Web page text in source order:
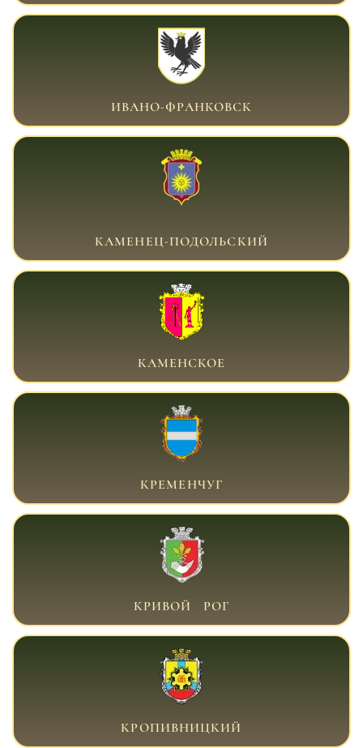
ВОЕННЫЙ АДВОКАТ ИВАНО-ФРАНКОВСК
ИВАНО-ФРАНКОВСК
ВОЕННЫЙ АДВОКАТ КАМЕНЕЦ-
КАМЕНЕЦ-ПОДОЛЬСКИЙ
ВОЕННЫЙ АДВОКАТ КАМЕНСКОЕ
КАМЕНСКОЕ
ВОЕННЫЙ АДВОКАТ КРЕМЕНЧУГ
КРЕМЕНЧУГ
ВОЕННЫЙ АДВОКАТ КРИВОЙ РОГ
КРИВОЙ РОГ
ВОЕННЫЙ АДВОКАТ КРОПИВНИЦКИЙ
КРОПИВНИЦКИЙ